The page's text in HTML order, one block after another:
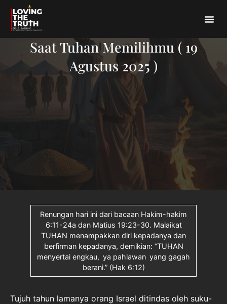
Saat Tuhan Memilihmu ( 19
Agustus 2025 )
Renungan hari ini dari bacaan Hakim-hakim
6:11-24a dan Matius 19:23-30. Malaikat
TUHAN menampakkan diri kepadanya dan
berfirman kepadanya, demikian: “TUHAN
menyertai engkau, ya pahlawan yang gagah
berani.” (Hak 6:12)
Tujuh tahun lamanya orang Israel ditindas oleh suku-